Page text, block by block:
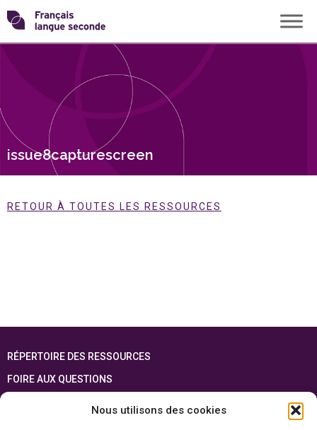
Nous utilisons des cookies
Skip
to
content
Transformons
langue
issue8capturescreen
RETOUR À TOUTES LES RESSOURCES
RÉPERTOIRE DES RESSOURCES
FOIRE AUX QUESTIONS